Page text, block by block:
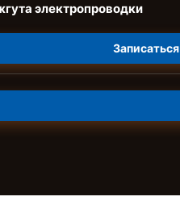
электропроводки
Записаться